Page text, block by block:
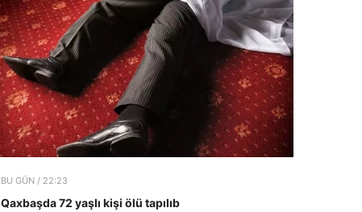
BU GÜN / 22:23
Qaxbaşda 72 yaşlı kişi ölü tapılıb